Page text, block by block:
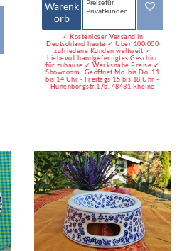
Warenk
orb
Preise für
Privatkunden
✓ Kostenloser Versand in
Deutschland heute ✓ Über 100.000
zufriedene Kunden weltweit ✓
Liebevoll handgefertigtes Geschirr
für zuhause ✓ Werksnahe Preise ✓
Showroom : Geöffnet Mo. bis Do. 11
bis 14 Uhr - Freitags 15 bis 18 Uhr -
Hünenborgstr.17b, 48431 Rheine